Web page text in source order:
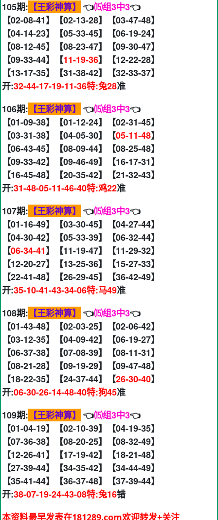
105期: 【王彩神算】 👈⒂组3中3👈
【02-08-41】【02-13-28】【03-47-48】
【04-14-23】【05-33-45】【06-19-24】
【08-12-45】【08-23-47】【09-30-47】
【09-33-44】【11-19-36】【12-22-28】
【13-17-35】【31-38-42】【32-33-37】
开:32-44-17-19-11-36特:兔28准
106期: 【王彩神算】 👈⒂组3中3👈
【01-09-38】【01-12-24】【02-31-45】
【03-31-38】【04-05-30】【05-11-48】
【06-43-45】【08-09-44】【08-25-48】
【09-33-42】【09-46-49】【16-17-31】
【16-45-48】【20-35-42】【21-32-43】
开:31-48-05-11-46-40特:鸡22准
107期: 【王彩神算】 👈⒂组3中3👈
【01-16-49】【03-30-45】【04-27-44】
【04-30-42】【05-33-39】【06-32-44】
【06-34-41】【11-19-47】【11-29-32】
【12-20-27】【13-25-36】【15-27-33】
【22-41-48】【26-29-45】【36-42-49】
开:35-10-41-43-34-06特:马49准
108期: 【王彩神算】 👈⒂组3中3👈
【01-43-48】【02-03-25】【02-06-42】
【03-12-35】【04-09-42】【06-19-27】
【06-37-38】【07-08-39】【08-11-31】
【08-21-28】【09-19-29】【09-47-48】
【18-22-35】【24-37-44】【26-30-40】
开:06-30-26-14-48-40特:狗45准
109期: 【王彩神算】 👈⒂组3中3👈
【01-04-19】【02-10-39】【04-19-35】
【07-36-38】【08-20-25】【08-32-49】
【12-26-41】【17-19-42】【18-21-48】
【27-39-44】【34-35-42】【34-44-49】
【35-41-44】【36-37-48】【37-39-44】
开:38-07-19-24-43-08特:兔16错
本资料最早发表在181289.com欢迎转发+关注